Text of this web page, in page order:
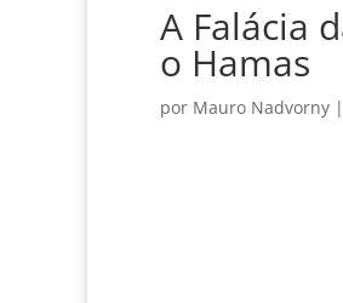
A Falácia
o Hamas
por Mauro Nadvorny |